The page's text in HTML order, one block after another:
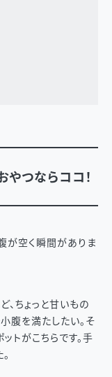
つならココ！
が空く瞬間がありま
、ちょっと甘いもの
腹を満たしたい。そ
トがこちらです。手